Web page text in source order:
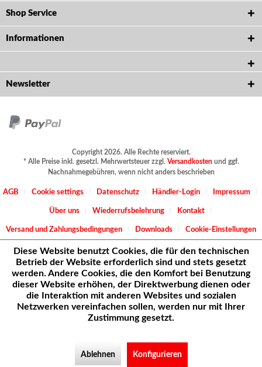
Shop Service
Informationen
Newsletter
Copyright 2026. Alle Rechte reserviert.
* Alle Preise inkl. gesetzl. Mehrwertsteuer zzgl. Versandkostenund ggf.
Nachnahmegebühren, wenn nicht anders beschrieben
AGB Cookie settings Datenschutz Händler-Login Impressum
Über uns Wiederrufsbelehrung Kontakt
Versand und Zahlungsbedingungen Downloads Cookie-Einstellungen
Diese Website benutzt Cookies, die für den technischen
Betrieb der Website erforderlich sind und stets gesetzt
werden. Andere Cookies, die den Komfort bei Benutzung
dieser Website erhöhen, der Direktwerbung dienen oder
die Interaktion mit anderen Websites und sozialen
Netzwerken vereinfachen sollen, werden nur mit Ihrer
Zustimmung gesetzt.
Ablehnen Konfigurieren